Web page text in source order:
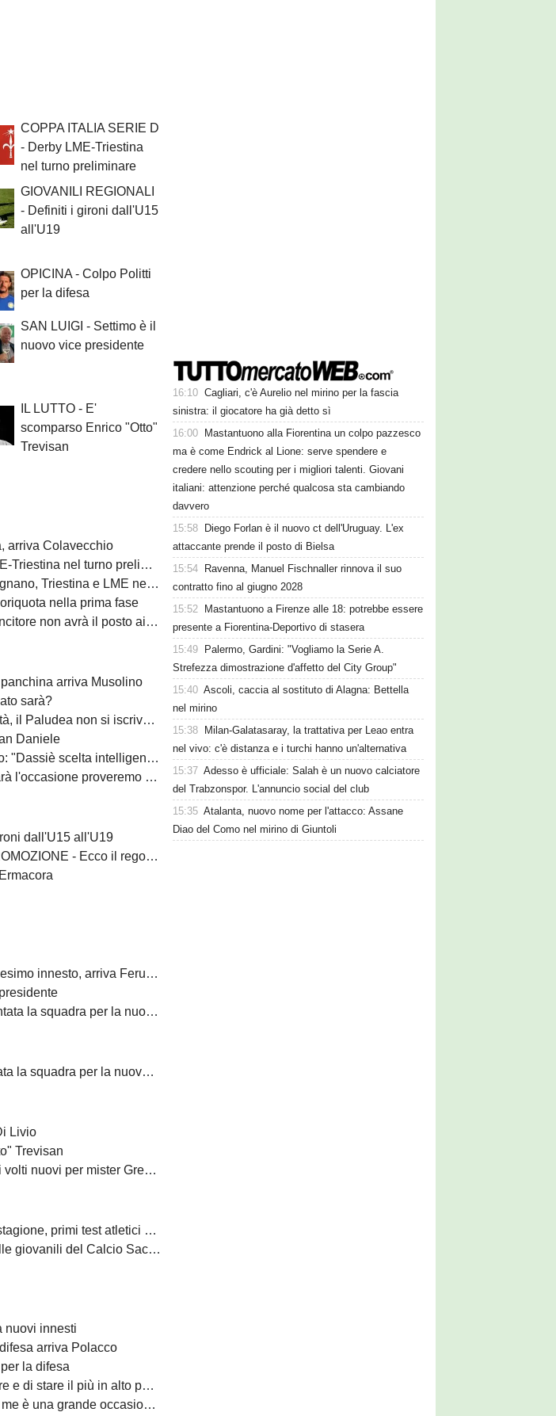
COPPA ITALIA SERIE D
- Derby LME-Triestina
nel turno preliminare
GIOVANILI REGIONALI
- Definiti i gironi dall'U15
all'U19
OPICINA - Colpo Politti
per la difesa
SAN LUIGI - Settimo è il
nuovo vice presidente
IL LUTTO - E'
scomparso Enrico "Otto"
Trevisan
arriva Colavecchio
nel turno preliminare
Triestina e LME nel girone C
nella prima fase
non avrà il posto ai play-off
arriva Musolino
sarà?
non si iscrive alla Terza categoria
Daniele
Costruito una squadra esperta"
a salire. Franco Martin? Un vincente"
dall'U15 all'U19
- Ecco il regolamento
innesto, arriva Feruglio
per la nuova stagione
per la nuova stagione
Livio
Trevisan
nuovi per mister Gregoratti
test atletici al De Marchi
del Calcio Sacile 2026
nuovi innesti
arriva Polacco
la difesa
stare il più in alto possibile"
qua c'è l'obiettivo di vincere"
16:10 Cagliari, c'è Aurelio nel mirino per la fascia
sinistra: il giocatore ha già detto sì
16:00
Mastantuono alla Fiorentina un colpo pazzesco
ma è come Endrick al Lione: serve spendere e
credere nello scouting per i migliori talenti. Giovani
italiani: attenzione perché qualcosa sta cambiando
davvero
15:58
Diego Forlan è il nuovo ct dell'Uruguay. L'ex
attaccante prende il posto di Bielsa
15:54
Ravenna, Manuel Fischnaller rinnova il suo
contratto fino al giugno 2028
15:52
Mastantuono a Firenze alle 18: potrebbe essere
presente a Fiorentina-Deportivo di stasera
15:49
Palermo, Gardini: "Vogliamo la Serie A.
Strefezza dimostrazione d'affetto del City Group"
15:40 Ascoli, caccia al sostituto di Alagna: Bettella
nel mirino
15:38
Milan-Galatasaray, la trattativa per Leao entra
nel vivo: c'è distanza e i turchi hanno un'alternativa
15:37 Adesso è ufficiale: Salah è un nuovo calciatore
del Trabzonspor. L'annuncio social del club
15:35 Atalanta, nuovo nome per l'attacco: Assane
Diao del Como nel mirino di Giuntoli